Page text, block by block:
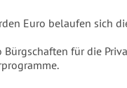
Euro belaufen sich
für die